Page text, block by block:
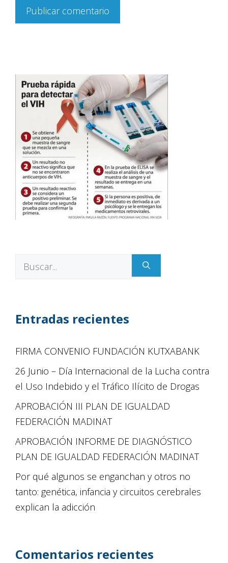
Entradas recientes
FIRMA CONVENIO FUNDACIÓN KUTXABANK
26 Junio – Día Internacional de la Lucha contra
el Uso Indebido y el Tráfico Ilícito de Drogas
APROBACIÓN III PLAN DE IGUALDAD
FEDERACIÓN MADINAT
APROBACIÓN INFORME DE DIAGNÓSTICO
PLAN DE IGUALDAD FEDERACIÓN MADINAT
Por qué algunos se enganchan y otros no
tanto: genética, infancia y circuitos cerebrales
explican la adicción
Comentarios recientes